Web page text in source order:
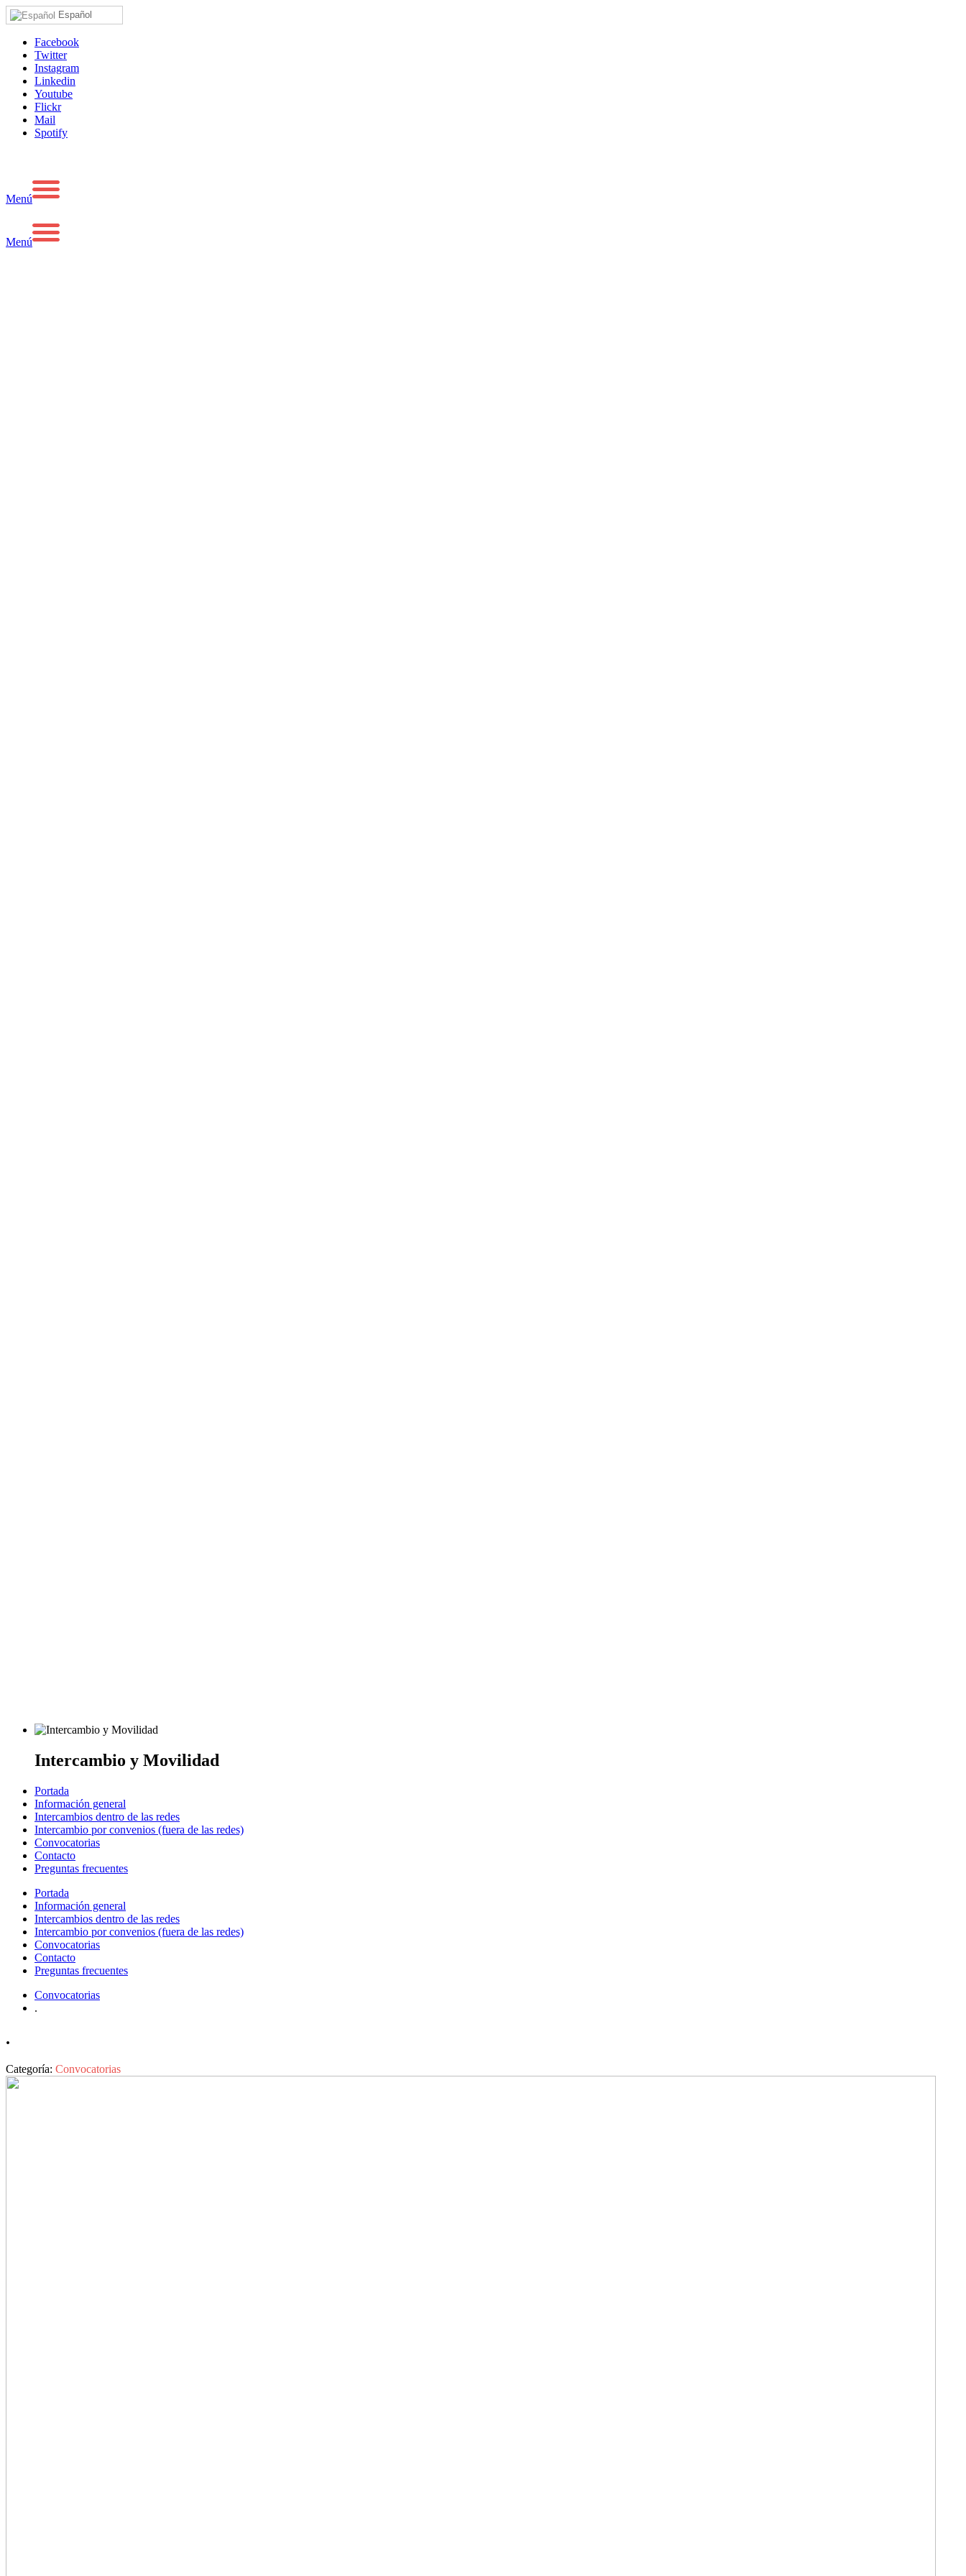
Español
Facebook
Twitter
Instagram
Linkedin
Youtube
Flickr
Mail
Spotify
Menú
Menú
Intercambio y Movilidad
Portada
Información general
Intercambios dentro de las redes
Intercambio por convenios (fuera de las redes)
Convocatorias
Contacto
Preguntas frecuentes
Portada
Información general
Intercambios dentro de las redes
Intercambio por convenios (fuera de las redes)
Convocatorias
Contacto
Preguntas frecuentes
Convocatorias
.
.
Categoría: Convocatorias